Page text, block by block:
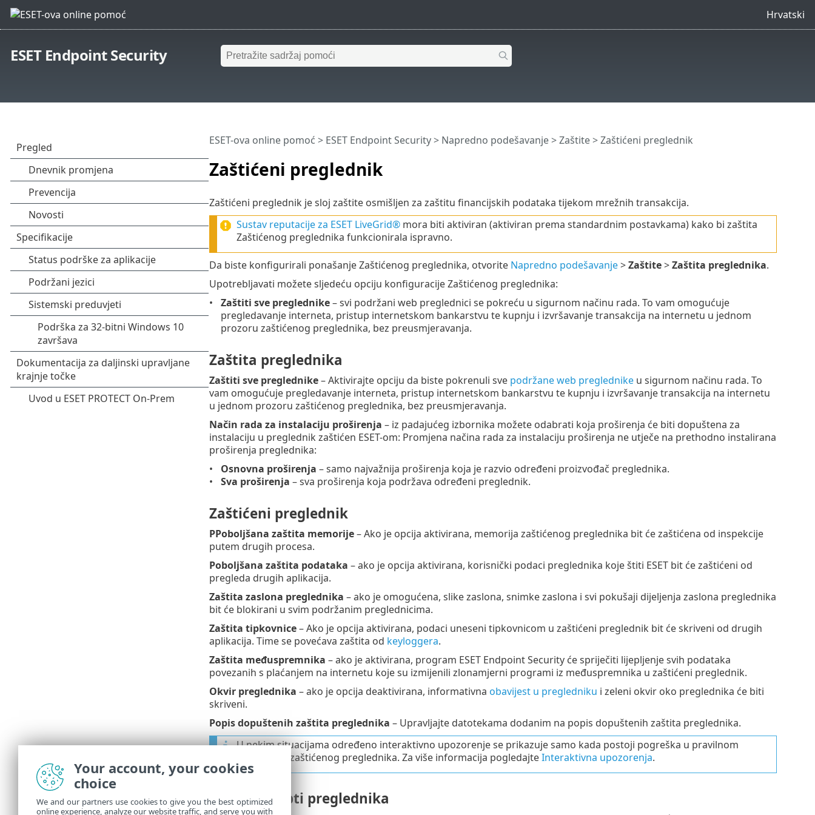
Hrvatski
ESET Endpoint Security
Zaštićeni preglednik
ESET-ova online pomoć > ESET Endpoint Security> Napredno podešavanje>Zaštite> Zaštićeni preglednik
Zaštićeni preglednik je sloj zaštite osmišljen za zaštitu financijskih podataka tijekom mrežnih transakcija.
Sustav reputacije za ESET LiveGrid®mora biti aktiviran (aktiviran prema standardnim postavkama) kako bi zaštita
Zaštićenog preglednika funkcionirala ispravno.
Da biste konfigurirali ponašanje Zaštićenog preglednika, otvorite Napredno podešavanje>Zaštite>Zaštita preglednika.
Upotrebljavati možete sljedeću opciju konfiguracije Zaštićenog preglednika:
Zaštiti sve preglednike– svi podržani web preglednici se pokreću u sigurnom načinu rada. To vam omogućuje
pregledavanje interneta, pristup internetskom bankarstvu te kupnju i izvršavanje transakcija na internetu u jednom
prozoru zaštićenog preglednika, bez preusmjeravanja.
Zaštita preglednika
Zaštiti sve preglednike– Aktivirajte opciju da biste pokrenuli sve podržane web preglednikeu sigurnom načinu rada. To
vam omogućuje pregledavanje interneta, pristup internetskom bankarstvu te kupnju i izvršavanje transakcija na internetu
u jednom prozoru zaštićenog preglednika, bez preusmjeravanja.
Način rada za instalaciju proširenja – iz padajućeg izbornika možete odabrati koja proširenja će biti dopuštena za
instalaciju u preglednik zaštićen ESET-om: Promjena načina rada za instalaciju proširenja ne utječe na prethodno instalirana
proširenja preglednika:
Osnovna proširenja – samo najvažnija proširenja koja je razvio određeni proizvođač preglednika.
Sva proširenja – sva proširenja koja podržava određeni preglednik.
Zaštićeni preglednik
PPoboljšana zaštita memorije– Ako je opcija aktivirana, memorija zaštićenog preglednika bit će zaštićena od inspekcije
putem drugih procesa.
Poboljšana zaštita podataka – ako je opcija aktivirana, korisnički podaci preglednika koje štiti ESET bit će zaštićeni od
pregleda drugih aplikacija.
Zaštita zaslona preglednika – ako je omogućena, slike zaslona, snimke zaslona i svi pokušaji dijeljenja zaslona preglednika
bit će blokirani u svim podržanim preglednicima.
Zaštita tipkovnice– Ako je opcija aktivirana, podaci uneseni tipkovnicom u zaštićeni preglednik bit će skriveni od drugih
aplikacija. Time se povećava zaštita od keyloggera.
Zaštita međuspremnika – ako je aktivirana, program ESET Endpoint Security će spriječiti lijepljenje svih podataka
povezanih s plaćanjem na internetu koje su izmijenili zlonamjerni programi iz međuspremnika u zaštićeni preglednik.
Okvir preglednika – ako je opcija deaktivirana, informativna obavijest u pregledniku i zeleni okvir oko preglednika će biti
skriveni.
Popis dopuštenih zaštita preglednika – Upravljajte datotekama dodanim na popis dopuštenih zaštita preglednika.
U nekim situacijama određeno interaktivno upozorenje se prikazuje samo kada postoji pogreška u pravilnom
pokretanju zaštićenog preglednika. Za više informacija pogledajteInteraktivna upozorenja.
Skener skripti preglednika
Your account, your cookies
choice
We and our partners use cookies to give you the best optimized
online experience, analyze our website traffic, and serve you with